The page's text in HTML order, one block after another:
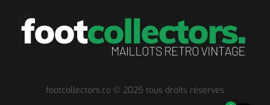
footcollectors.co © 2025 tous droits réservés